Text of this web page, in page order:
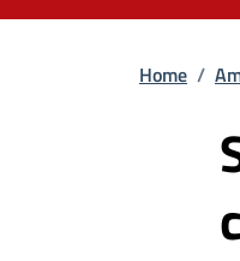
Home /